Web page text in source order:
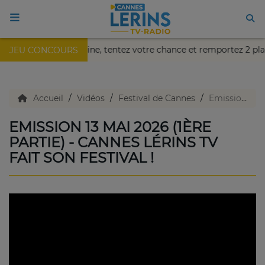
JEU CONCOURS
! Cette semaine, tentez votre chance et remportez 2
TV en direct
Replay TV
Accueil Vidéos Festival de Cannes Emission 13 mai 2026 (1ère partie) - Cannes Lérins TV fait son festival !
EMISSION 13 MAI 2026 (1ÈRE
PARTIE) - CANNES LÉRINS TV
FAIT SON FESTIVAL !